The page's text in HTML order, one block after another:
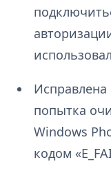
попытка
Windows
кодом